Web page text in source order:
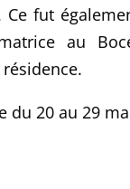
Ce fut
au
du 20 au 29